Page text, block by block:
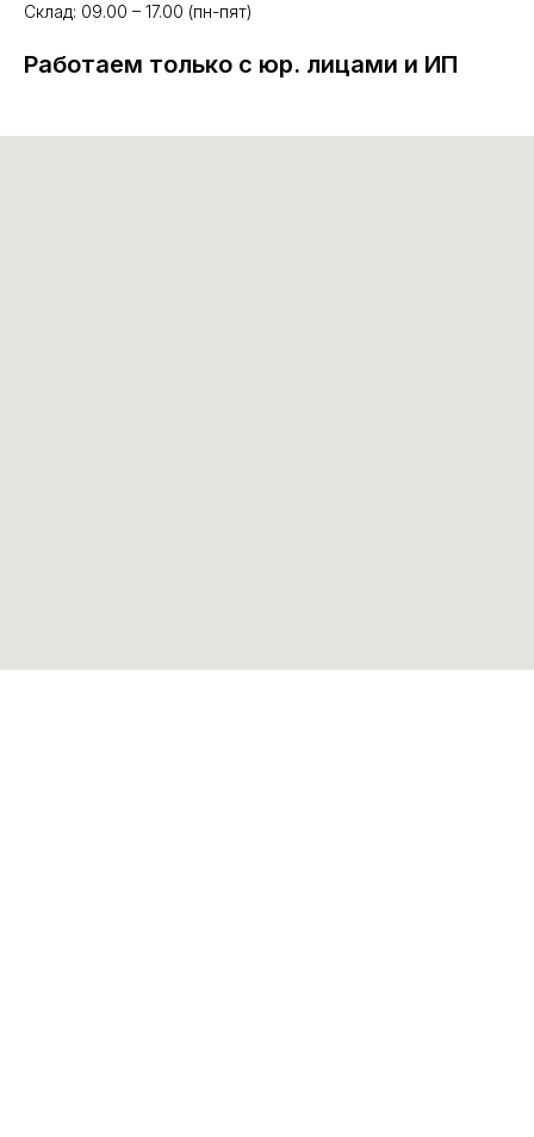
Склад: 09.00 – 17.00 (пн-пят)
Работаем только с юр. лицами и ИП